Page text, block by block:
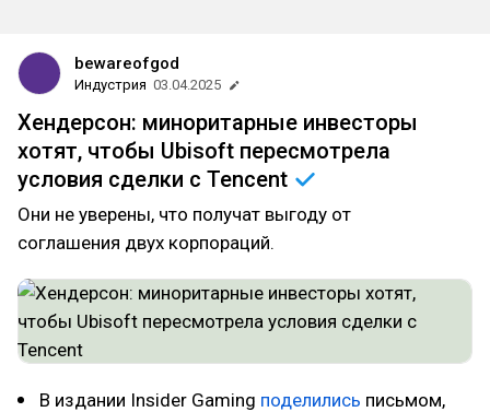
bewareofgod
Индустрия 03.04.2025
Хендерсон: миноритарные инвесторы
хотят, чтобы Ubisoft пересмотрела
условия сделки с Tencent
Они не уверены, что получат выгоду от
соглашения двух корпораций.
В издании Insider Gaming поделились письмом,